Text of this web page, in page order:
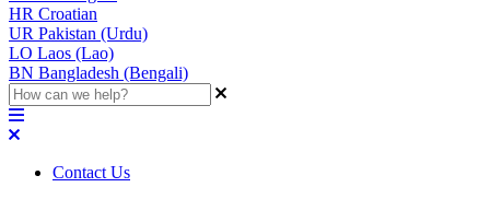
HR Croatian
UR Pakistan (Urdu)
LO Laos (Lao)
BN Bangladesh (Bengali)
Contact Us